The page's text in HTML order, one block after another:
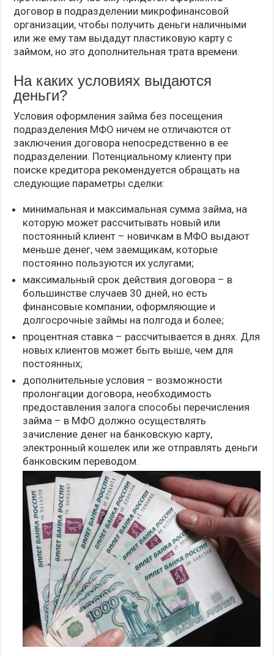
договор в подразделении микрофинансовой
организации, чтобы получить деньги наличными
или же ему там выдадут пластиковую карту с
займом, но это дополнительная трата времени.
На каких условиях выдаются
деньги?
Условия оформления займа без посещения
подразделения МФО ничем не отличаются от
заключения договора непосредственно в ее
подразделении. Потенциальному клиенту при
поиске кредитора рекомендуется обращать на
следующие параметры сделки:
минимальная и максимальная сумма займа, на
которую может рассчитывать новый или
постоянный клиент – новичкам в МФО выдают
меньше денег, чем заемщикам, которые
постоянно пользуются их услугами;
максимальный срок действия договора – в
большинстве случаев 30 дней, но есть
финансовые компании, оформляющие и
долгосрочные займы на полгода и более;
процентная ставка – рассчитывается в днях. Для
новых клиентов может быть выше, чем для
постоянных;
дополнительные условия – возможности
пролонгации договора, необходимость
предоставления залога способы перечисления
займа – в МФО должно осуществлять
зачисление денег на банковскую карту,
электронный кошелек или же отправлять деньги
банковским переводом.